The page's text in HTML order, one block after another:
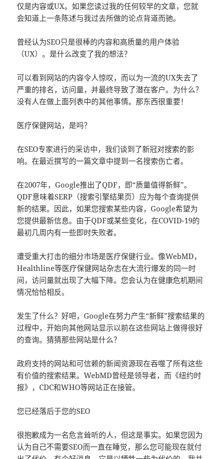
仅是内容或UX。如果您读过我的任何较早的文章，您就
会知道上一条陈述与我过去所做的论点背道而驰。
曾经认为SEO只是很棒的内容和高质量的用户体验
（UX）。是什么改变了我的想法？
可以看到网站的内容令人惊叹，而以为一流的UX失去了
严重的排名，访问量，并最终导致了潜在客户。为什么？
没有人在做上面列表中的其他事情。那东西很重要！
医疗保健网站，是吗？
在SEO专家进行的采访中，我们谈到了新冠对搜索的影
响。在最近撰写的一篇文章中提到一名搜索伤亡者。
在2007年，Google推出了QDF，即“质量值得新鲜”。
QDF意味着SERP（搜索引擎结果页）应为每个查询提供
新的结果。因此，如果您搜索某些内容，Google希望为
您提供最新信息。由于QDF或某些变化，在COVID-19的
最初几周内有一些即时失败者。
遭受重大打击的细分市场是医疗保健行业。像WebMD，
Healthline等医疗保健网站杂志在大流行爆发的同一时
间，访问量就出现了大幅下降。您会认为在健康危机期间
情况恰恰相反。
发生了什么？好吧，Google在努力产生“新鲜”搜索结果的
过程中，开始向其他网站显示以前在这些网站上做得很好
的查询。猜猜那些网站是什么？
政府支持的网站和可信赖的新闻资源现在吞噬了所有这些
有价值的搜索结果。WebMD曾经是领导者，而《纽约时
报》，CDC和WHO等网站正在接管。
您已经落后于您的SEO
很抱歉成为一名危言耸听的人，但这是事实。如果您因为
认为自己不需要SEO而一直在睡觉，那么您可能现在就付